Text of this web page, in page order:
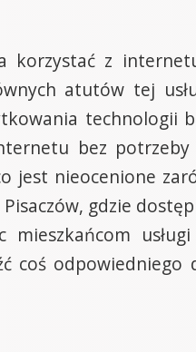
korzystać z
atutów tej
bez
jest nieocenione
gdzie
coś